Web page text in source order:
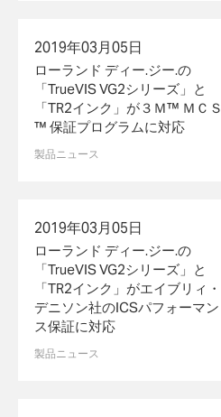
2019年03月05日
ローランド ディー.ジー.の
「TrueVIS VG2シリーズ」と
「TR2インク」が３Ｍ™ ＭＣＳ
™ 保証プログラムに対応
製品ニュース
2019年03月05日
ローランド ディー.ジー.の
「TrueVIS VG2シリーズ」と
「TR2インク」がエイブリィ・
デニソン社のICSパフォーマン
ス保証に対応
製品ニュース